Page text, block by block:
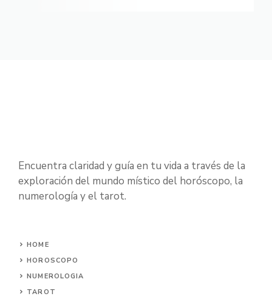
Encuentra claridad y guía en tu vida a través de la
exploración del mundo místico del horóscopo, la
numerología y el tarot.
HOME
HOROSCOPO
NUMEROLOGIA
TAROT